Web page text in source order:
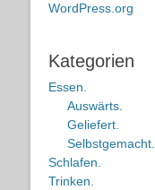
WordPress.org
Kategorien
Essen.
Auswärts.
Geliefert.
Selbstgemacht.
Schlafen.
Trinken.